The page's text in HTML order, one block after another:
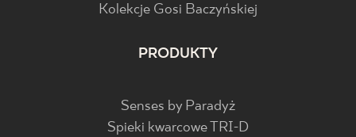
Kolekcje Gosi Baczyńskiej
PRODUKTY
Senses by Paradyż
Spieki kwarcowe TRI-D